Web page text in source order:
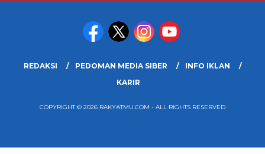
REDAKSI PEDOMAN MEDIA SIBER
INFO IKLAN
KARIR
COPYRIGHT © 2026 RAKYATMU.COM - ALL RIGHTS RESERVED